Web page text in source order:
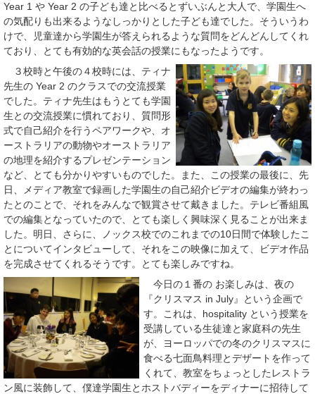
Year 1 や Year 2 の子ども達と比べるとずいぶんと大人で、学園生へ
の気配りも出来るようなしっかりとした子ども達でした。そういうわ
けで、児童達から学園生が答えられるような質問をどんどんしてくれ
ており、とても有効的な英会話の授業にもなったようです。
３校時と午後の４校時には、ティナ
先生の Year 2 のクラスでの交流授業
でした。ティナ先生はもうとても学園
生との交流授業に慣れており、質問形
式で自己紹介を行うペアワークや、オ
ーストラリアの動物やオーストラリア
の地理を紹介するプレゼンテーション
など、とても分かりやすいものでした。また、この授業の最後に、先
日、メディア教室で録画した学園生の自己紹介ビデオの編集が終わっ
たとのことで、それをみんなで観賞させて戴きました。テレビ番組風
での編集となっていたので、とても楽しく興味深く見ることが出来ま
した。明日、さらに、ノックス校でのこれまでの10日間で体験したこ
とについてインタビューして、それをこの映像に加えて、ビデオ作品
を完成させてくれるそうです。とても楽しみですね。
今日の１番の お楽しみは、夜の
『クリスマス in July』という企画で
す。これは、hospitality という授業を
受講している生徒達と家庭科の先生
が、ヨーロッパでの冬のクリスマスに
食べる七面鳥料理とデザートを作って
くれて、教室をちょっとしたレストラ
ン風に装飾して、僕達学園生とホストバディーをディナーに招待して